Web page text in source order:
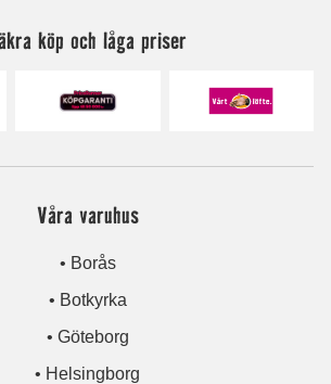
köp och låga priser
Våra varuhus
• Borås
• Botkyrka
• Göteborg
• Helsingborg